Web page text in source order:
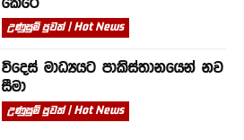
උණුසුම් පුවත් | Hot News
විදෙස් මාධ්‍යයට පාකිස්තානයෙන් නව
සීමා
උණුසුම් පුවත් | Hot News